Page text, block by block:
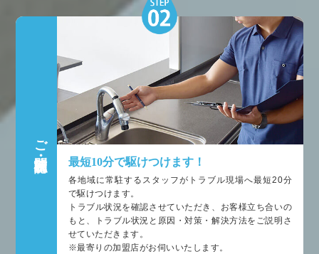
ご訪問・状況確認
最短10分で駆けつけます！
各地域に常駐するスタッフがトラブル現場へ最短20分
で駆けつけます。
トラブル状況を確認させていただき、お客様立ち合いの
もと、トラブル状況と原因・対策・解決方法をご説明さ
せていただきます。
※最寄りの加盟店がお伺いいたします。